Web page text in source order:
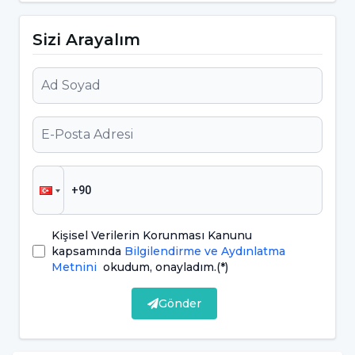
Pedodontistlerin görevleri arasında şunlar
yer alır:
gerçekleştirmek ve düzenli kontrolleri
Süt dişlerinin sağlıklı gelişimini izlemek,
tedaviler uygulamak,
Diş kayıplarını önlemek için yer tutucular
Sizi Arayalım
Kişisel Verilerin Korunması Kanunu
kapsamında Bilgilendirme ve Aydınlatma
Metnini okudum, onayladım.(*)
Gönder